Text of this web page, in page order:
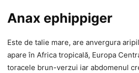
Anax ephippiger
Este de talie mare, are anvergura
apare în Africa tropicală, Europa
toracele brun-verzui iar abdomenul